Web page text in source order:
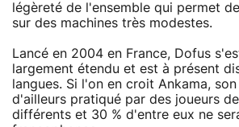
légèreté de l'ensemble qui permet
sur des machines très modestes.
Lancé en 2004 en France, Dofus
largement étendu et est à présent
langues. Si l'on en croit Ankama,
d'ailleurs pratiqué par des joueurs
différents et 30 % d'entre eux ne